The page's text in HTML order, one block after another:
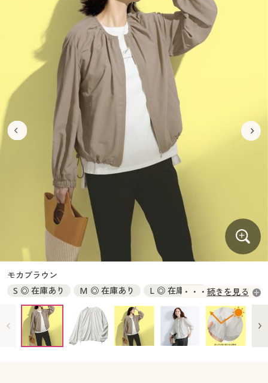
メンズ下着
ジュニア・ティーンズ下着
メンズファッション
メンズ下着
家電・雑貨すべて
家電
キッチン・雑貨・日用品
寝具・インテリア・家具
寝具・インテリア・家具通販すべて
家具・収納
寝具・ベッド
カーテン・ラグ・ファブリック
美容・健康
美容・健康通販すべて
美容・健康・サプリメント
制服・スクール
制服・スクールすべて
制服・学生服
ジュニア・ティーンズ下着
大きいサイズ
大きいサイズ通販すべて
大きいサイズ レディース服
大きいサイズ レディース下着
大きいサイズ メンズ
大きいサイズ 事務・制服
バーゲン
バーゲンセール
シークレットセール
商品カテゴリ一覧
カタログ・チラシからのご注文
デジタルカタログ
カタログ無料プレゼント
ジュニア・ティーンズ下着
メンズ下着
キッチン・雑貨・日用品
寝具・インテリア・家具通販すべて
家具・収納
寝具・ベッド
カーテン・ラグ・ファブリック
美容・健康
美容・健康通販すべて
美容・健康・サプリメント
制服・スクール
制服・スクールすべて
制服・学生服
ジュニア・ティーンズ下着
大きいサイズ
大きいサイズ通販すべて
大きいサイズ レディース服
大きいサイズ レディース下着
大きいサイズ メンズ
大きいサイズ 事務・制服
バーゲンセール
シークレットセール
詳細検索
商品カテゴリ一覧
カタログ
カタログ・チラシからのご注文
デジタルカタログ
カタログ無料プレゼント
会員メニュー
モカブラウン
S ◎ 在庫あり
M ◎ 在庫あり
L ◎ 在庫あり
LL ◎ 在庫あり
3L ◎ 在庫あり
続きを見る